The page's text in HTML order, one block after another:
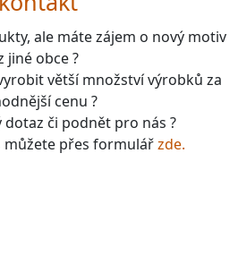
ale máte zájem o nový motiv
jiné obce ?
větší množství výrobků za
cenu ?
dotaz či podnět pro nás ?
můžete přes formulářzde.